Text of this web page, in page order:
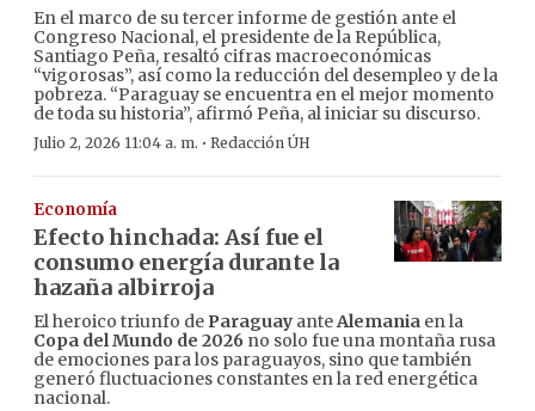
En el marco de su tercer informe de gestión ante el
Congreso Nacional, el presidente de la República,
Santiago Peña, resaltó cifras macroeconómicas
“vigorosas”, así como la reducción del desempleo y de la
pobreza. “Paraguay se encuentra en el mejor momento
de toda su historia”, afirmó Peña, al iniciar su discurso.
Julio 2, 2026 11:04 a. m. · Redacción ÚH
Economía
Efecto hinchada: Así fue el
consumo energía durante la
hazaña albirroja
El heroico triunfo de Paraguay anteAlemania en la
Copa del Mundo de 2026 no solo fue una montaña rusa
de emociones para los paraguayos, sino que también
generó fluctuaciones constantes en la red energética
nacional.